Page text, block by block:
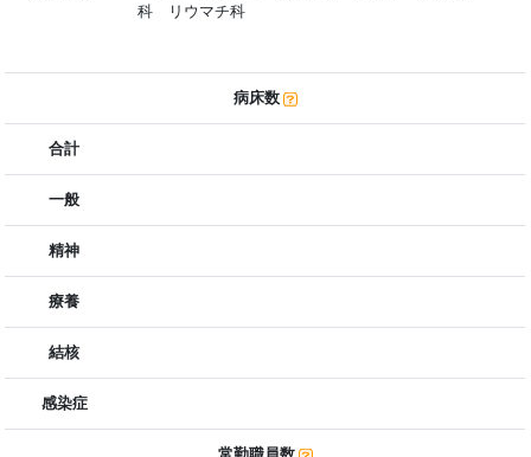
科 リウマチ科
病床数
合計
一般
精神
療養
結核
感染症